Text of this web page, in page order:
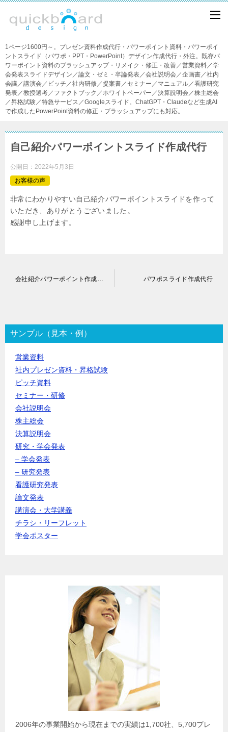
1ページ1600円～。プレゼン資料作成代行・パワーポイント資料・パワーポイ
ントスライド（パワポ・PPT・PowerPoint）デザイン作成代行・外注。既存パ
ワーポイント資料のブラッシュアップ・リメイク・修正・改善／営業資料／学
会発表スライドデザイン／論文・ゼミ・卒論発表／会社説明会／企画書／社内
会議／講演会／ピッチ／社内研修／提案書／セミナー／マニュアル／看護研究
発表／教授選考／ファクトブック／ホワイトペーパー／決算説明会／株主総会
／昇格試験／特急サービス／Googleスライド。ChatGPT・Claudeなど生成AI
で作成したPowerPoint資料の修正・ブラッシュアップにも対応。
自己紹介パワーポイントスライド作成代行
公開日： 2022年5月3日
お客様の声
非常にわかりやすい自己紹介パワーポイントスライドを作って
いただき、ありがとうございました。
感謝申し上げます。
ゲ
ー
シ
パワポスライド作成代行
サンプル（見本・例）
営業資料
社内プレゼン資料・昇格試験
ピッチ資料
セミナー・研修
会社説明会
株主総会
決算説明会
研究・学会発表
– 学会発表
– 研究発表
看護研究発表
論文発表
講演会・大学講義
チラシ・リーフレット
学会ポスター
2006年の事業開始から現在までの実績は1,700社、5,700プレ